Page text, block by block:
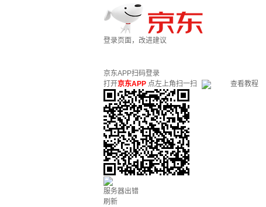
登录页面，改进建议
京东APP扫码登录
打开京东APP 点左上角扫一扫 查看教程
服务器出错
刷新